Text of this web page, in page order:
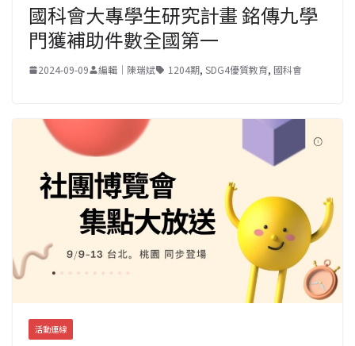
國科會大專學生研究計畫 銘傳九學
門獲補助件數全國第一
2024-09-09 編輯｜陳瑞斌 1204期, SDG4優質教育, 國科會
活動連線